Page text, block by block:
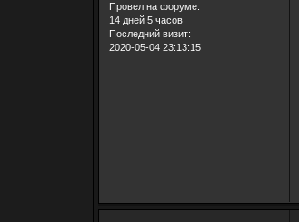
Провел на форуме:
14 дней 5 часов
Последний визит:
2020-05-04 23:13:15